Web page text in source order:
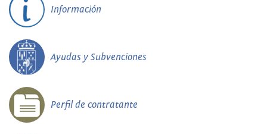
Información
Ayudas y Subvenciones
Perfil de contratante